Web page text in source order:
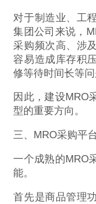
对于制造业、工
集团公司来说，
采购频次高、涉
容易造成库存积
修等待时间长等问
因此，建设MRO
型的重要方向。
三、MRO采购平
一个成熟的MRO
能。
首先是商品管理